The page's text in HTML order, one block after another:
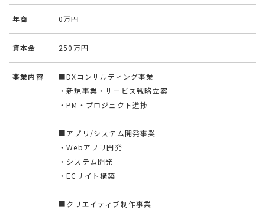
年商 0万円
資本金 250万円
事業内容
■DXコンサルティング事業
・新規事業・サービス戦略立案
・PM・プロジェクト進捗
■アプリ/システム開発事業
・Webアプリ開発
・システム開発
・ECサイト構築
■クリエイティブ制作事業